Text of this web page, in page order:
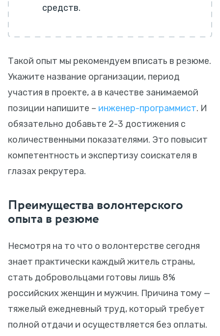
средств.
Такой опыт мы рекомендуем вписать в резюме.
Укажите название организации, период
участия в проекте, а в качестве занимаемой
позиции напишите – инженер-программист. И
обязательно добавьте 2-3 достижения с
количественными показателями. Это повысит
компетентность и экспертизу соискателя в
глазах рекрутера.
Преимущества волонтерского
опыта в резюме
Несмотря на то что о волонтерстве сегодня
знает практически каждый житель страны,
стать добровольцами готовы лишь 8%
российских женщин и мужчин. Причина тому —
тяжелый ежедневный труд, который требует
полной отдачи и осуществляется без оплаты.